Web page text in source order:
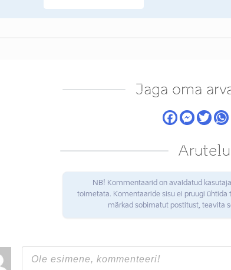
Jaga oma
Arutelu
NB! Kommentaarid on avaldatud
toimetata. Komentaaride sisu ei pruugi ühtida
märkad sobimatut postitust, teavita